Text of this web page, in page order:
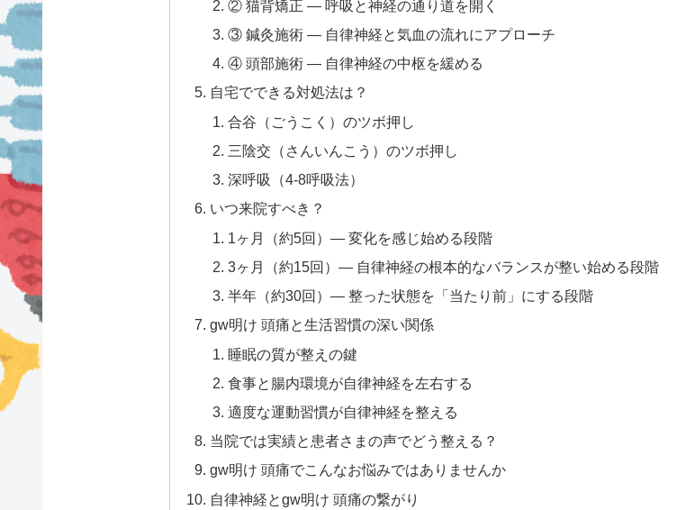
② 猫背矯正 — 呼吸と神経の通り道を開く
③ 鍼灸施術 — 自律神経と気血の流れにアプローチ
④ 頭部施術 — 自律神経の中枢を緩める
自宅でできる対処法は？
合谷（ごうこく）のツボ押し
三陰交（さんいんこう）のツボ押し
深呼吸（4-8呼吸法）
いつ来院すべき？
1ヶ月（約5回）— 変化を感じ始める段階
3ヶ月（約15回）— 自律神経の根本的なバランスが整い始める段階
半年（約30回）— 整った状態を「当たり前」にする段階
gw明け 頭痛と生活習慣の深い関係
睡眠の質が整えの鍵
食事と腸内環境が自律神経を左右する
適度な運動習慣が自律神経を整える
当院では実績と患者さまの声でどう整える？
gw明け 頭痛でこんなお悩みではありませんか
自律神経とgw明け 頭痛の繋がり